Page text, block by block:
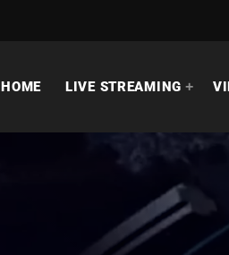
HOME LIVE STREAMING